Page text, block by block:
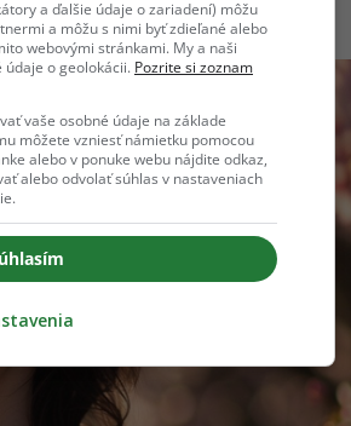
a ďalšie údaje o zariadení) môžu
a môžu s nimi byť zdieľané alebo
webovými stránkami. My a naši
o geolokácii. Pozrite si zoznam
vaše osobné údaje na základe
môžete vzniesť námietku pomocou
alebo v ponuke webu nájdite odkaz,
alebo odvolať súhlas v nastaveniach